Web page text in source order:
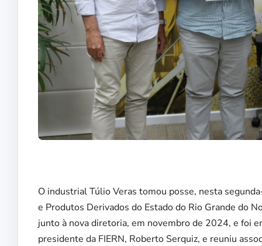
O industrial Túlio Veras tomou posse, nesta
e Produtos Derivados do Estado do Rio Grande do
junto à nova diretoria, em novembro de 2024, e foi
presidente da FIERN, Roberto Serquiz, e reuniu